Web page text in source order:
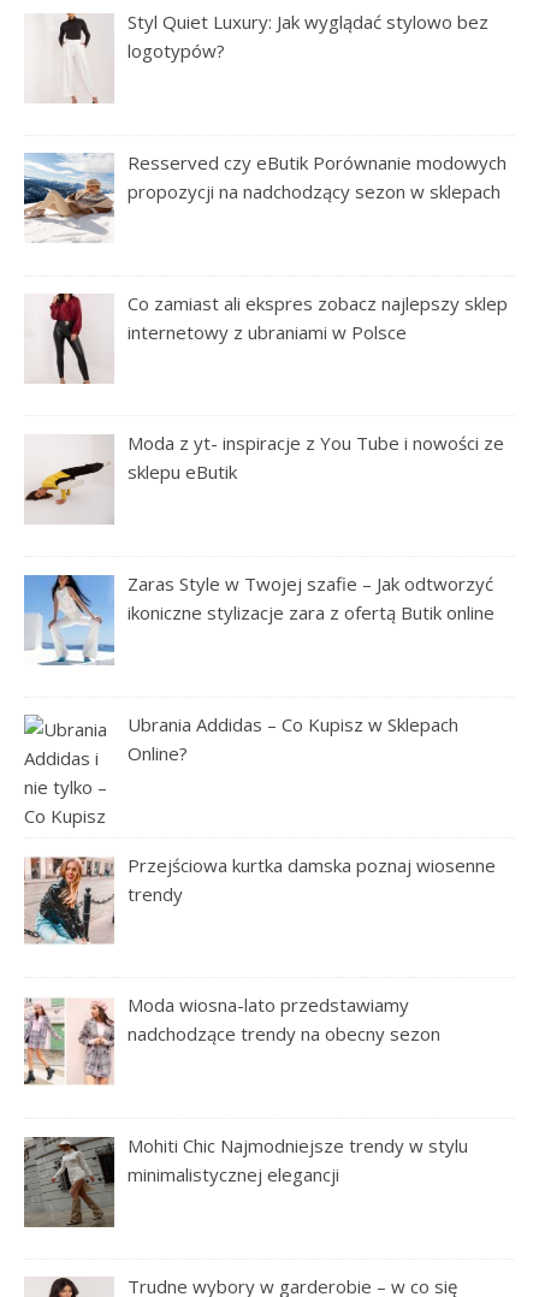
Styl Quiet Luxury: Jak wyglądać stylowo bez
logotypów?
Resserved czy eButik Porównanie modowych
propozycji na nadchodzący sezon w sklepach
Co zamiast ali ekspres zobacz najlepszy sklep
internetowy z ubraniami w Polsce
Moda z yt- inspiracje z You Tube i nowości ze
sklepu eButik
Zaras Style w Twojej szafie – Jak odtworzyć
ikoniczne stylizacje zara z ofertą Butik online
Ubrania Addidas – Co Kupisz w Sklepach
Online?
Przejściowa kurtka damska poznaj wiosenne
trendy
Moda wiosna-lato przedstawiamy
nadchodzące trendy na obecny sezon
Mohiti Chic Najmodniejsze trendy w stylu
minimalistycznej elegancji
Trudne wybory w garderobie – w co się